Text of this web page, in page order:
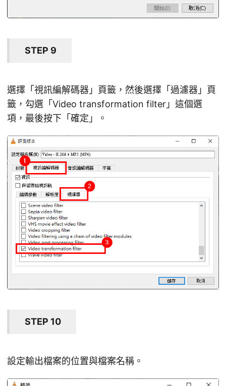
STEP 9
選擇「視訊編解碼器」頁籤，然後選擇「過濾器」頁
籤，勾選「Video transformation filter」這個選
項，最後按下「確定」。
STEP 10
設定輸出檔案的位置與檔案名稱。